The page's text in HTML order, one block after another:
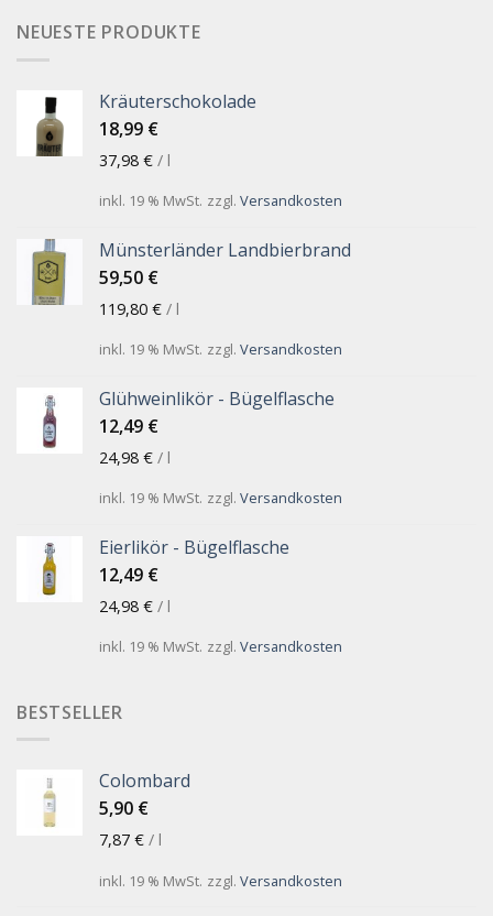
NEUESTE PRODUKTE
Kräuterschokolade
18,99 €
37,98 € / l
inkl. 19 % MwSt. zzgl. Versandkosten
Münsterländer Landbierbrand
59,50 €
119,80 € / l
inkl. 19 % MwSt. zzgl. Versandkosten
Glühweinlikör - Bügelflasche
12,49 €
24,98 € / l
inkl. 19 % MwSt. zzgl. Versandkosten
Eierlikör - Bügelflasche
12,49 €
24,98 € / l
inkl. 19 % MwSt. zzgl. Versandkosten
BESTSELLER
Colombard
5,90 €
7,87 € / l
inkl. 19 % MwSt. zzgl. Versandkosten